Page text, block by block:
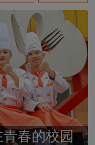
春的校园